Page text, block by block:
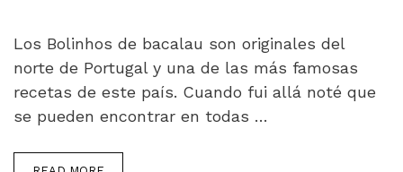
Los Bolinhos de bacalau son originales del
norte de Portugal y una de las más famosas
recetas de este país. Cuando fui allá noté que
se pueden encontrar en todas …